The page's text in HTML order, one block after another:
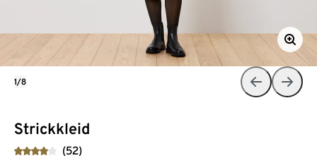
Strickkleid
(52)
1/8